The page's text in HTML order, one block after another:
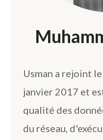
Usman a rejoint
janvier 2017 et
qualité des
du réseau,